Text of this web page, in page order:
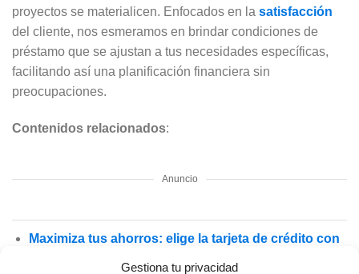
Gestiona tu privacidad
proyectos se materialicen. Enfocados en la satisfacción
del cliente, nos esmeramos en brindar condiciones de
préstamo que se ajustan a tus necesidades específicas,
facilitando así una planificación financiera sin
preocupaciones.
Contenidos relacionados:
Anuncio
Maximiza tus ahorros: elige la tarjeta de crédito con